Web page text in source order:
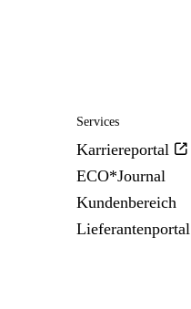
Services
Karriereportal
ECO*Journal
Kundenbereich
Lieferantenportal